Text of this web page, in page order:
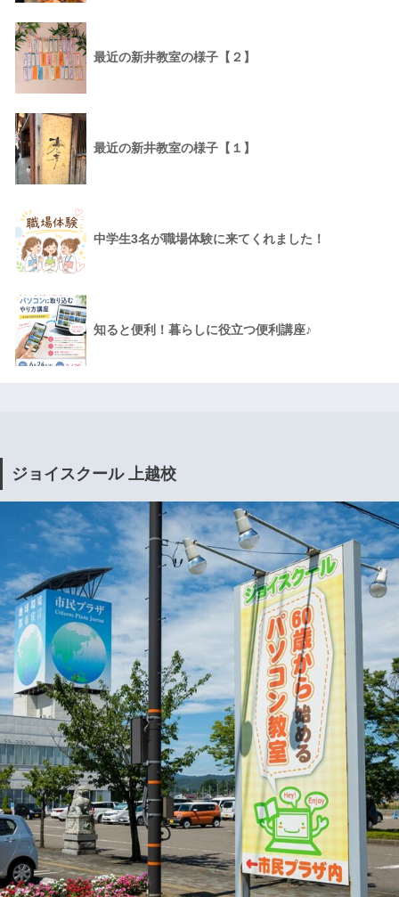
最近の新井教室の様子【２】
最近の新井教室の様子【１】
中学生3名が職場体験に来てくれました！
知ると便利！暮らしに役立つ便利講座♪
ジョイスクール 上越校